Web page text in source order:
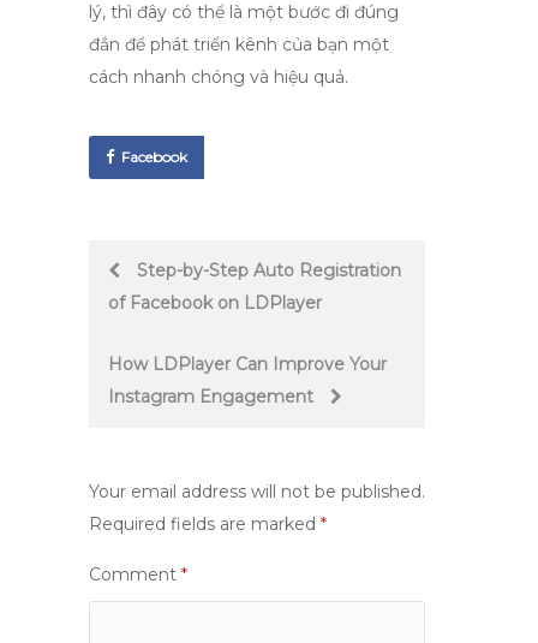
lý, thì đây có thể là một bước đi đúng
đắn để phát triển kênh của bạn một
cách nhanh chóng và hiệu quả.
Facebook
PostStep-by-Step Auto Registration
of Facebook on LDPlayer
How LDPlayer Can Improve Your
Instagram Engagement
Your email address will not be published.
Required fields are marked *
Comment *